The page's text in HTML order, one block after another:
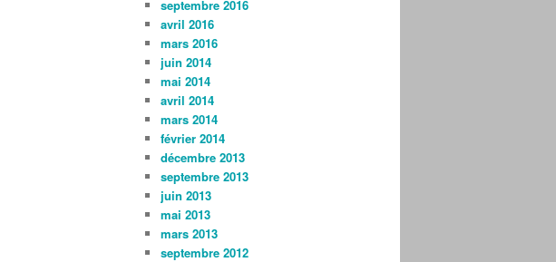
septembre 2016
avril 2016
mars 2016
juin 2014
mai 2014
avril 2014
mars 2014
février 2014
décembre 2013
septembre 2013
juin 2013
mai 2013
mars 2013
septembre 2012